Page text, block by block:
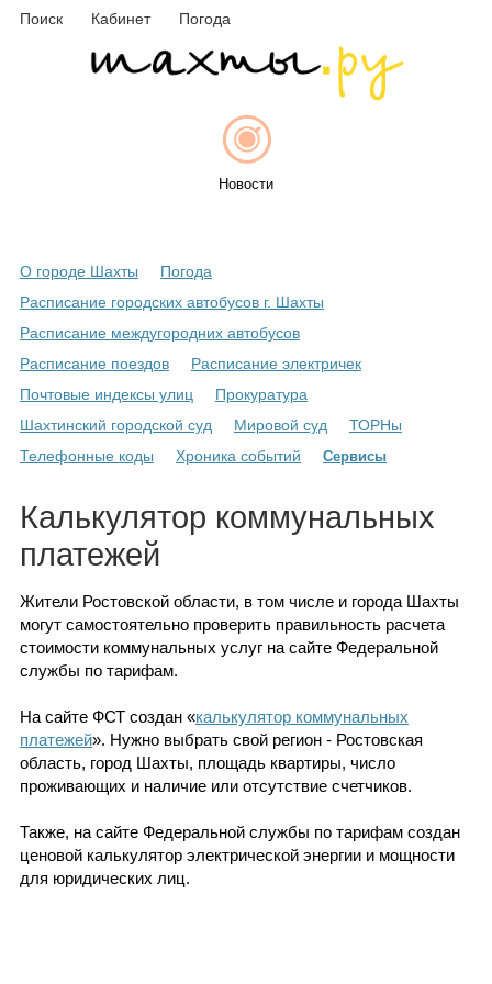
Поиск Кабинет Погода
Новости
Объявления
Инфо
О городе Шахты
Погода
Расписание городских автобусов г. Шахты
Расписание междугородних автобусов
Расписание поездов
Расписание электричек
Почтовые индексы улиц
Прокуратура
Шахтинский городской суд
Мировой суд
ТОРНы
Телефонные коды
Хроника событий Сервисы
Калькулятор коммунальных
платежей
Жители Ростовской области, в том числе и города Шахты
могут самостоятельно проверить правильность расчета
стоимости коммунальных услуг на сайте Федеральной
службы по тарифам.
На сайте ФСТ создан «калькулятор коммунальных
платежей». Нужно выбрать свой регион - Ростовская
область, город Шахты, площадь квартиры, число
проживающих и наличие или отсутствие счетчиков.
Также, на сайте Федеральной службы по тарифам создан
ценовой калькулятор электрической энергии и мощности
для юридических лиц.